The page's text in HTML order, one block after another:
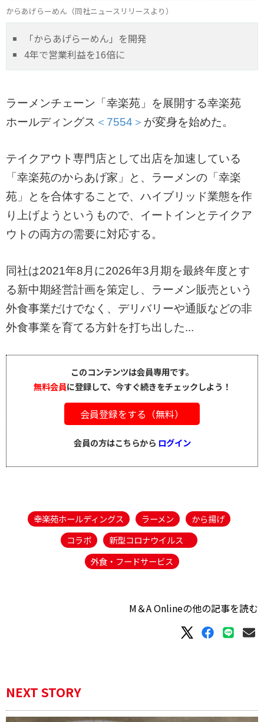
からあげらーめん（同社ニュースリリースより）
「からあげらーめん」を開発
4年で営業利益を16倍に
ラーメンチェーン「幸楽苑」を展開する幸楽苑
ホールディングス ＜7554＞ が変身を始めた。
テイクアウト専門店として出店を加速している
「幸楽苑のからあげ家」と、ラーメンの「幸楽
苑」とを合体することで、ハイブリッド業態を作
り上げようというもので、イートインとテイクア
ウトの両方の需要に対応する。
同社は2021年8月に2026年3月期を最終年度とす
る新中期経営計画を策定し、ラーメン販売という
外食事業だけでなく、デリバリーや通販などの非
外食事業を育てる方針を打ち出した...
このコンテンツは会員専用です。
無料会員に登録して、今すぐ続きをチェックしよう！
会員登録をする（無料）
会員の方はこちらから ログイン
幸楽苑ホールディングス ラーメン
から揚げ
コラボ
新型コロナウイルス
外食・フードサービス
M＆A Onlineの他の記事を読む
NEXT STORY